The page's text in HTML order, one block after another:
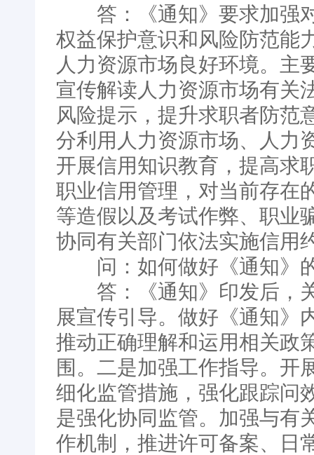
答：《通知》要求加强对
权益保护意识和风险防范能
人力资源市场良好环境。主
宣传解读人力资源市场有关
风险提示，提升求职者防范
分利用人力资源市场、人力
开展信用知识教育，提高求
职业信用管理，对当前存在
等造假以及考试作弊、职业
协同有关部门依法实施信用
问：如何做好《通知》
答：《通知》印发后，关
展宣传引导。做好《通知》
推动正确理解和运用相关政
围。二是加强工作指导。开
细化监管措施，强化跟踪问
是强化协同监管。加强与有
作机制，推进许可备案、日